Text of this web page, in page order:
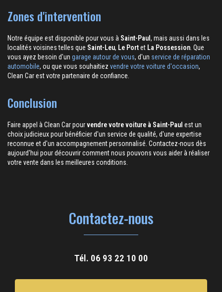
Zones d'intervention
Notre équipe est disponible pour vous à Saint-Paul , mais aussi dans les
localités voisines telles que Saint-Leu, Le Portet La Possession . Que
vous ayez besoin d'un garage autour de vous, d'un service de réparation
automobile, ou que vous souhaitiez vendre votre voiture d'occasion,
Clean Car est votre partenaire de confiance.
Conclusion
Faire appel à Clean Car pourvendre votre voiture à Saint-Paul est un
choix judicieux pour bénéficier d'un service de qualité, d'une expertise
reconnue et d'un accompagnement personnalisé. Contactez-nous dès
aujourd'hui pour découvrir comment nous pouvons vous aider à réaliser
votre vente dans les meilleures conditions.
Contactez-nous
Tél. 06 93 22 10 00